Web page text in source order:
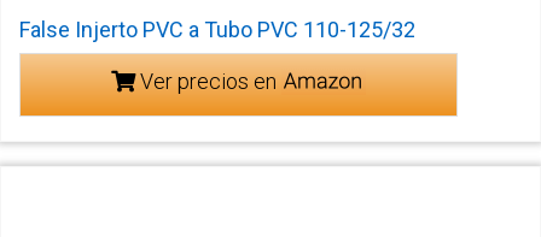
False Injerto PVC a Tubo PVC 110-125/32
Ver precios en